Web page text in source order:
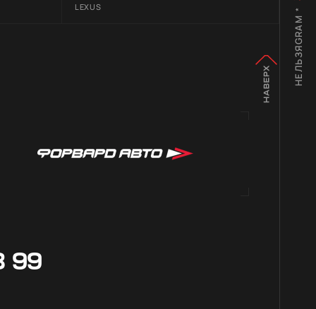
LEXUS
99
НЕЛЬЗЯGRAM
*